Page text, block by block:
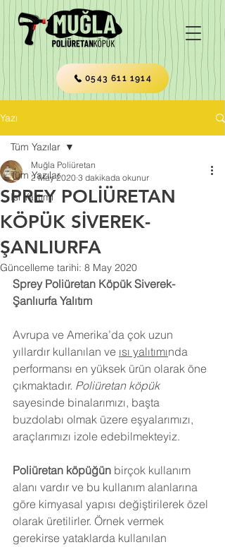
0543 611 1914
Yazı
Tüm Yazılar
Isı Yalıtımı
Tüm Yazılar
SPREY POLİÜRETAN
KÖPÜK SİVEREK-
ŞANLIURFA
Muğla Poliüretan
2 May 2020 3 dakikada okunur
Güncelleme tarihi: 8 May 2020
Sprey Poliüretan Köpük Siverek-
Şanlıurfa Yalıtım
Avrupa ve Amerika’da çok uzun
yıllardır kullanılan ve ısı yalıtımında
performansı en yüksek ürün olarak öne
çıkmaktadır. Poliüretan köpük
sayesinde binalarımızı, başta
buzdolabı olmak üzere eşyalarımızı,
araçlarımızı izole edebilmekteyiz.
Poliüretan köpüğün birçok kullanım
alanı vardır ve bu kullanım alanlarına
göre kimyasal yapısı değiştirilerek özel
olarak üretilirler. Örnek vermek
gerekirse yataklarda kullanılan